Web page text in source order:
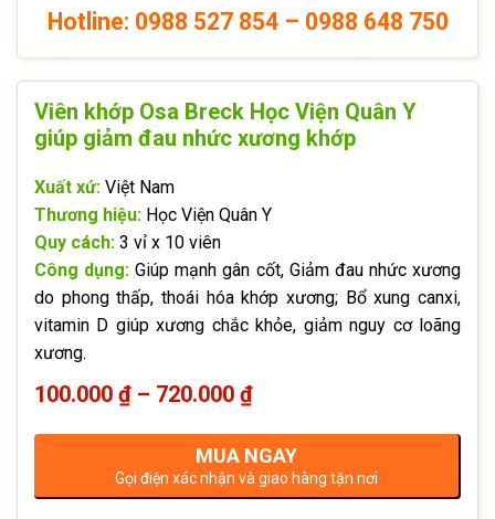
Hotline: 0988 527 854 – 0988 648 750
Viên khớp Osa Breck Học Viện Quân Y
giúp giảm đau nhức xương khớp
Xuất xứ: Việt Nam
Thương hiệu: Học Viện Quân Y
Quy cách: 3 vỉ x 10 viên
Công dụng: Giúp mạnh gân cốt, Giảm đau nhức xương
do phong thấp, thoái hóa khớp xương; Bổ xung canxi,
vitamin D giúp xương chắc khỏe, giảm nguy cơ loãng
xương.
100.000 ₫ – 720.000 ₫Khoảng
từ
100.000 ₫
đến
720.000 ₫
MUA NGAY
Gọi điện xác nhận và giao hàng tận nơi